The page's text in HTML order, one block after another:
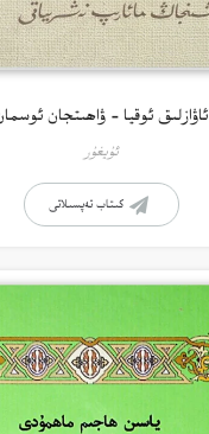
ئاۋازلىق ئوقيا – ۋاھىتجان
ئۇيغۇر
كىتاب تەپسىلاتى